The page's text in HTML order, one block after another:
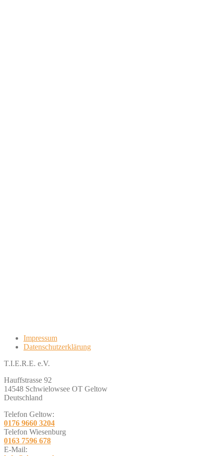
Impressum
Datenschutzerklärung
T.I.E.R.E. e.V.
Hauffstrasse 92
14548 Schwielowsee OT Geltow
Deutschland
Telefon Geltow:
0176 9660 3204
Telefon Wiesenburg
0163 7596 678
E-Mail: